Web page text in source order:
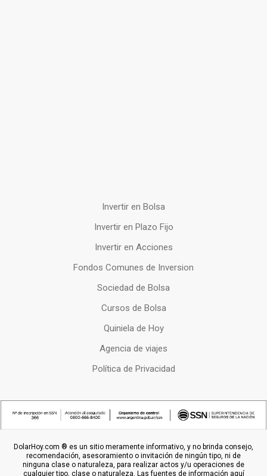
Invertir en Bolsa
Invertir en Plazo Fijo
Invertir en Acciones
Fondos Comunes de Inversion
Sociedad de Bolsa
Cursos de Bolsa
Quiniela de Hoy
Agencia de viajes
Política de Privacidad
DolarHoy.com ® es un sitio meramente informativo, y no brinda consejo,
recomendación, asesoramiento o invitación de ningún tipo, ni de
ninguna clase o naturaleza, para realizar actos y/u operaciones de
cualquier tipo, clase o naturaleza. Las fuentes de información aquí